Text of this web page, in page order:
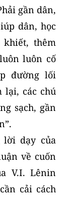
gần dân,
dân, học
thêm
luôn cố
đường lối
lại, các chú
sạch, gần
lời dạy của
về cuốn
V.I. Lênin
cải cách